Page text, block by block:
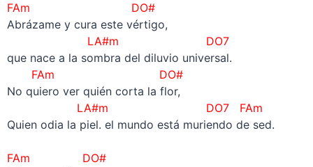
FAm DO#
Abrázame y cura este vértigo,
LA#m DO7
que nace a la sombra del diluvio universal.
FAm DO#
No quiero ver quién corta la flor,
LA#m DO7 FAm
Quien odia la piel. el mundo está muriendo de sed.
FAm DO#